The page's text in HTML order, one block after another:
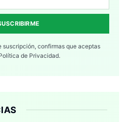
suscripción, confirmas que aceptas
de Privacidad.